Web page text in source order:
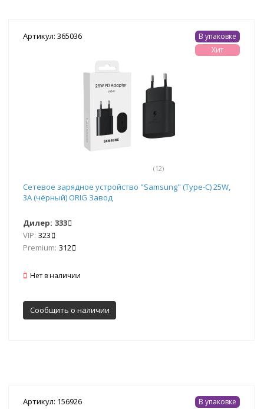
Артикул: 365036
(12)
В упаковке
Хит
Сетевое зарядное устройство "Samsung" (Type-C) 25W,
3A (чёрный) ORIG Завод
Дилер: 333
VIP: 323
Premium: 312
Нет в наличии
Сообщить о наличии
Артикул: 156926
В упаковке